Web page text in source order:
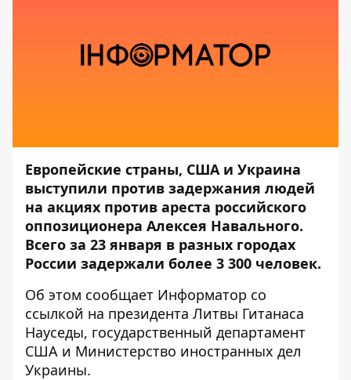
Европейские страны, США и Украина
выступили против задержания людей
на акциях против ареста российского
оппозиционера Алексея Навального.
Всего за 23 января в разных городах
России задержали более 3 300 человек.
Об этом сообщает Информатор со
ссылкой на президента Литвы Гитанаса
Науседы, государственный департамент
США и Министерство иностранных дел
Украины.